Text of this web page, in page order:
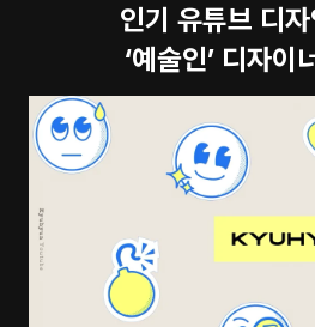
인기 유튜브 디
‘예술인’ 디자이